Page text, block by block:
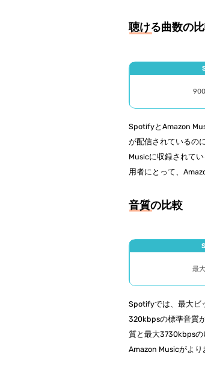
聴ける曲数の
SpotifyとAmazon
が配信されているの
Musicに収録されて
用者にとって、
音質の比較
最
Spotifyでは、最大ビ
320kbpsの標準音質
質と最大3730kbpsの
Amazon Musicがより